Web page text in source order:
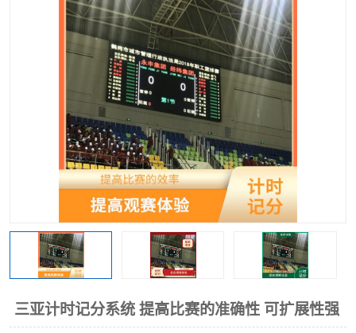
三亚计时记分系统 提高比赛的准确性 可扩展性强